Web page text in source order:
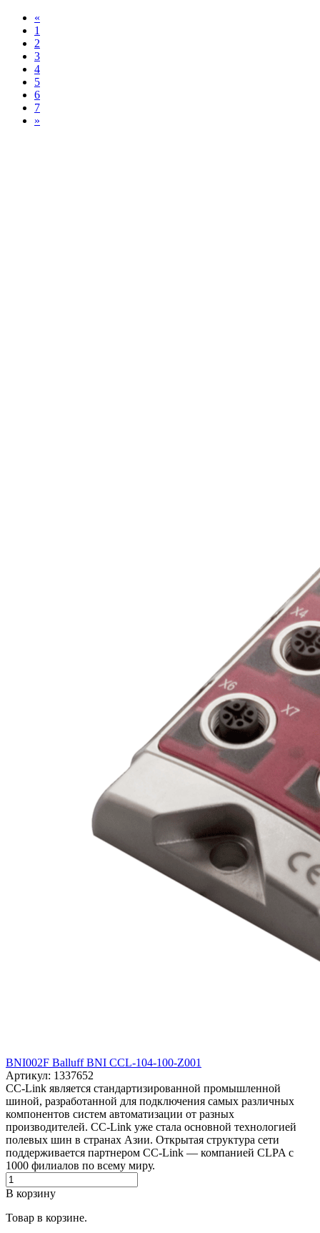
«
1
2
3
4
5
6
7
»
BNI002F Balluff BNI CCL-104-100-Z001
Артикул: 1337652
CC-Link является стандартизированной промышленной
шиной, разработанной для подключения самых различных
компонентов систем автоматизации от разных
производителей. CC-Link уже стала основной технологией
полевых шин в странах Азии. Открытая структура сети
поддерживается партнером CC-Link — компанией CLPA с
1000 филиалов по всему миру.
В корзину
Товар в корзине.